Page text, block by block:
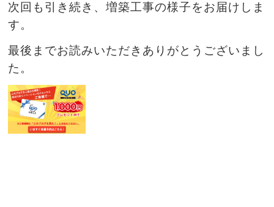
次回も引き続き、増築工事の様子をお届けしま
す。
最後までお読みいただきありがとうございまし
た。